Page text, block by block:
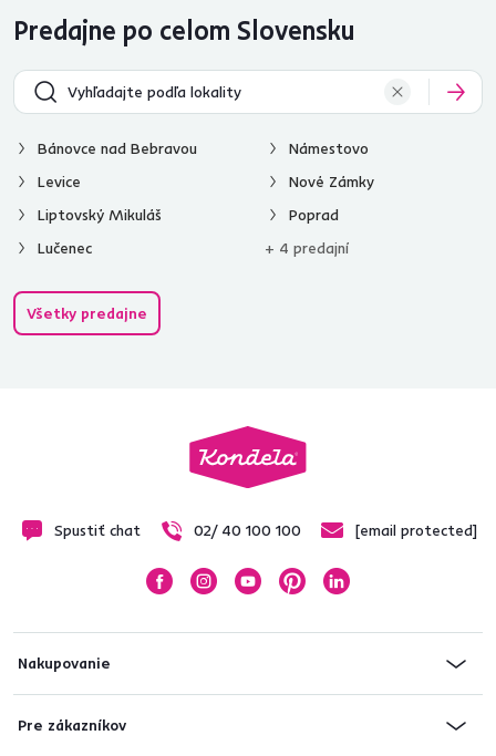
Predajne po celom Slovensku
Bánovce nad Bebravou
Levice
Liptovský Mikuláš
Lučenec
Námestovo
Nové Zámky
Poprad
+ 4 predajní
Všetky predajne
Spustiť chat 02/ 40 100 100 [email protected]
Nakupovanie
Pre zákazníkov